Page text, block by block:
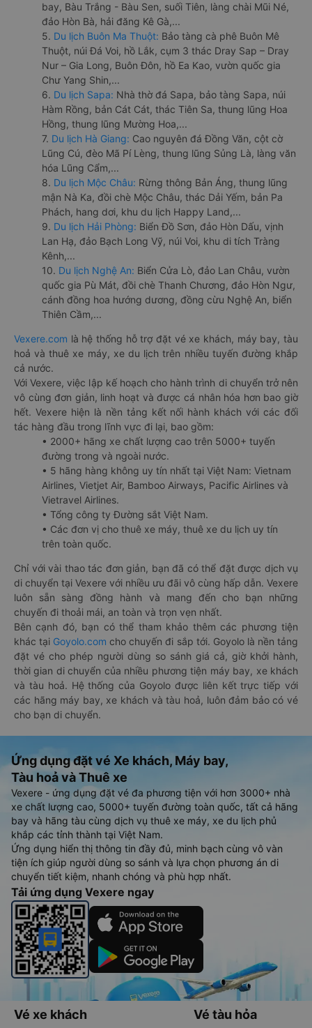
bay, Bàu Trắng - Bàu Sen, suối Tiên, làng chài Mũi Né,
đảo Hòn Bà, hải đăng Kê Gà,...
5. Du lịch Buôn Ma Thuột: Bảo tàng cà phê Buôn Mê
Thuột, núi Đá Voi, hồ Lắk, cụm 3 thác Dray Sap – Dray
Nur – Gia Long, Buôn Đôn, hồ Ea Kao, vườn quốc gia
Chư Yang Shin,...
6. Du lịch Sapa: Nhà thờ đá Sapa, bảo tàng Sapa, núi
Hàm Rồng, bản Cát Cát, thác Tiên Sa, thung lũng Hoa
Hồng, thung lũng Mường Hoa,...
7. Du lịch Hà Giang: Cao nguyên đá Đồng Văn, cột cờ
Lũng Cú, đèo Mã Pí Lèng, thung lũng Sủng Là, làng văn
hóa Lũng Cẩm,...
8. Du lịch Mộc Châu: Rừng thông Bản Áng, thung lũng
mận Nà Ka, đồi chè Mộc Châu, thác Dải Yếm, bản Pa
Phách, hang dơi, khu du lịch Happy Land,...
9. Du lịch Hải Phòng: Biển Đồ Sơn, đảo Hòn Dấu, vịnh
Lan Hạ, đảo Bạch Long Vỹ, núi Voi, khu di tích Tràng
Kênh,...
10. Du lịch Nghệ An: Biển Cửa Lò, đảo Lan Châu, vườn
quốc gia Pù Mát, đồi chè Thanh Chương, đảo Hòn Ngư,
cánh đồng hoa hướng dương, đồng cừu Nghệ An, biển
Thiên Cầm,...
Vexere.com là hệ thống hỗ trợ đặt vé xe khách, máy bay, tàu
hoả và thuê xe máy, xe du lịch trên nhiều tuyến đường khắp
cả nước.
Với Vexere, việc lập kế hoạch cho hành trình di chuyển trở nên
vô cùng đơn giản, linh hoạt và được cá nhân hóa hơn bao giờ
hết. Vexere hiện là nền tảng kết nối hành khách với các đối
tác hàng đầu trong lĩnh vực đi lại, bao gồm:
• 2000+ hãng xe chất lượng cao trên 5000+ tuyến
đường trong và ngoài nước.
• 5 hãng hàng không uy tín nhất tại Việt Nam: Vietnam
Airlines, Vietjet Air, Bamboo Airways, Pacific Airlines và
Vietravel Airlines.
• Tổng công ty Đường sắt Việt Nam.
• Các đơn vị cho thuê xe máy, thuê xe du lịch uy tín
trên toàn quốc.
Chỉ với vài thao tác đơn giản, bạn đã có thể đặt được dịch vụ
di chuyển tại Vexere với nhiều ưu đãi vô cùng hấp dẫn. Vexere
luôn sẵn sàng đồng hành và mang đến cho bạn những
chuyến đi thoải mái, an toàn và trọn vẹn nhất.
Bên cạnh đó, bạn có thể tham khảo thêm các phương tiện
khác tại Goyolo.com cho chuyến đi sắp tới. Goyolo là nền tảng
đặt vé cho phép người dùng so sánh giá cả, giờ khởi hành,
thời gian di chuyển của nhiều phương tiện máy bay, xe khách
và tàu hoả. Hệ thống của Goyolo được liên kết trực tiếp với
các hãng máy bay, xe khách và tàu hoả, luôn đảm bảo có vé
cho bạn di chuyển.
Ứng dụng đặt vé Xe khách, Máy bay,
Tàu hoả và Thuê xe
Vexere - ứng dụng đặt vé đa phương tiện với hơn 3000+ nhà
xe chất lượng cao, 5000+ tuyến đường toàn quốc, tất cả hãng
bay và hãng tàu cùng dịch vụ thuê xe máy, xe du lịch phủ
khắp các tỉnh thành tại Việt Nam.
Ứng dụng hiển thị thông tin đầy đủ, minh bạch cùng vô vàn
tiện ích giúp người dùng so sánh và lựa chọn phương án di
chuyển tiết kiệm, nhanh chóng và phù hợp nhất.
Tải ứng dụng Vexere ngay
Vé xe khách Vé tàu hỏa